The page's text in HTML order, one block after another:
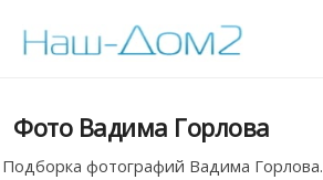
Фото Вадима Горлова
Подборка фотографий Вадима Горлова.